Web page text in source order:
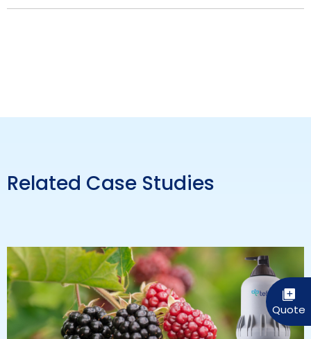
Related Case Studies